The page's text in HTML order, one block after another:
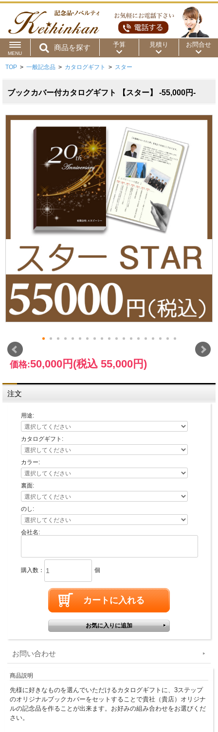
MENU
商品を探す 予算
用途から
商品カテゴリ
価格帯から
～50円
～300円 ～500円 ～1,000円
～2,000円 ～5,000円 ～10,000円
～15,000円 ～20,000円 ～30,000円
～50,000円 50,001円～
見積り お問合せ
TOP > 一般記念品 > カタログギフト > スター
ブックカバー付カタログギフト 【スター】 -55,000円-
価格:50,000円 (税込 55,000円)
注文
用途:
カタログギフト:
カラー:
裏面:
のし:
会社名:
購入数： 個
お問い合わせ
商品説明
先様に好きなものを選んでいただけるカタログギフトに、3ステップ
のオリジナルブックカバーをセットすることで貴社（貴店）オリジナ
ルの記念品を作ることが出来ます。お好みの組み合わせをお選びくだ
さい。